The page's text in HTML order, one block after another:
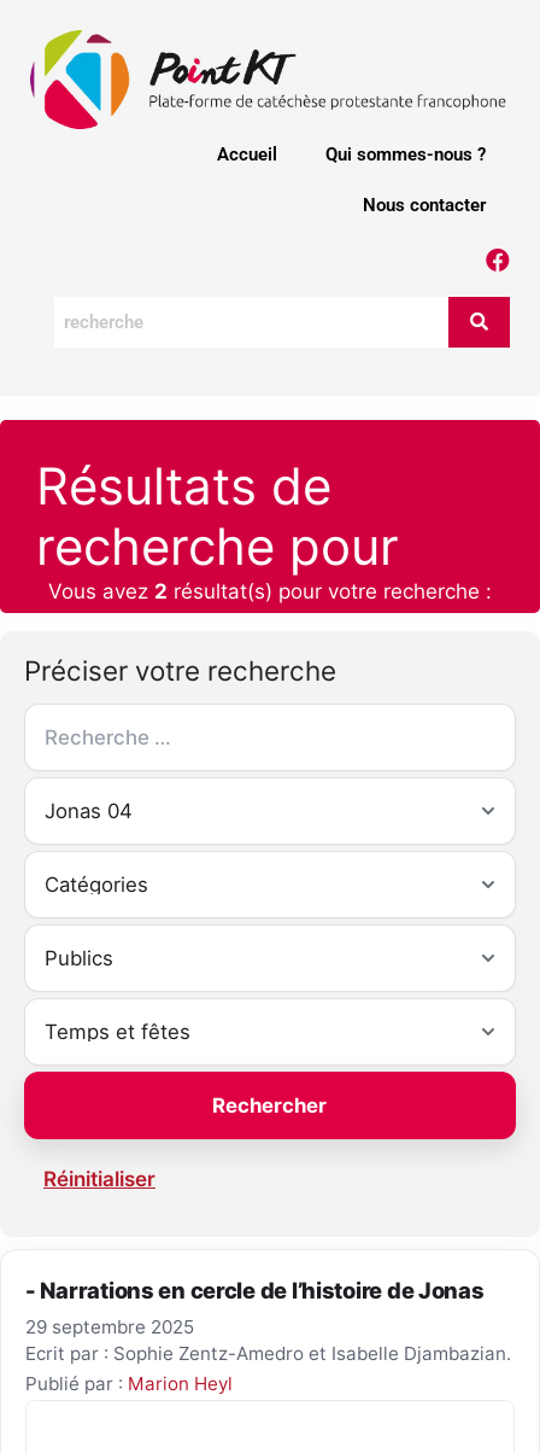
Accueil Qui sommes-nous ?
Nous contacter
Résultats de
recherche pour
Vous avez 2 résultat(s) pour votre recherche :
Préciser votre recherche
Réinitialiser
- Narrations en cercle de l’histoire de Jonas
29 septembre 2025
Ecrit par : Sophie Zentz-Amedro et Isabelle Djambazian.
Publié par : Marion Heyl